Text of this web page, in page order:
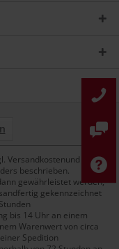
Versandkostenund ggf.
beschrieben.
gewährleistet werden,
gekennzeichnet
bis 14 Uhr an einem
Warenwert von circa
Spedition